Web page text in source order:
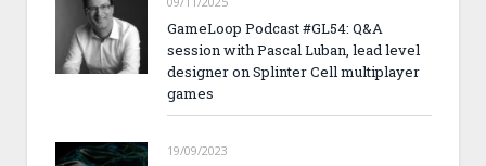
GameLoop Podcast #GL54: Q&A
session with Pascal Luban, lead level
designer on Splinter Cell multiplayer
games
19/09/2023